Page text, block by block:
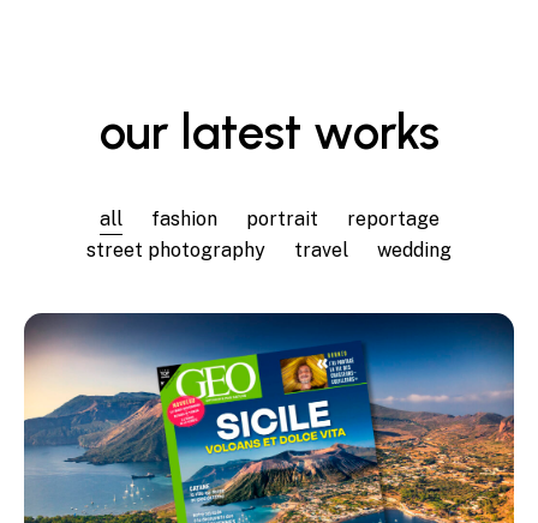
our latest works
all fashion portrait
reportage
street photography
travel wedding